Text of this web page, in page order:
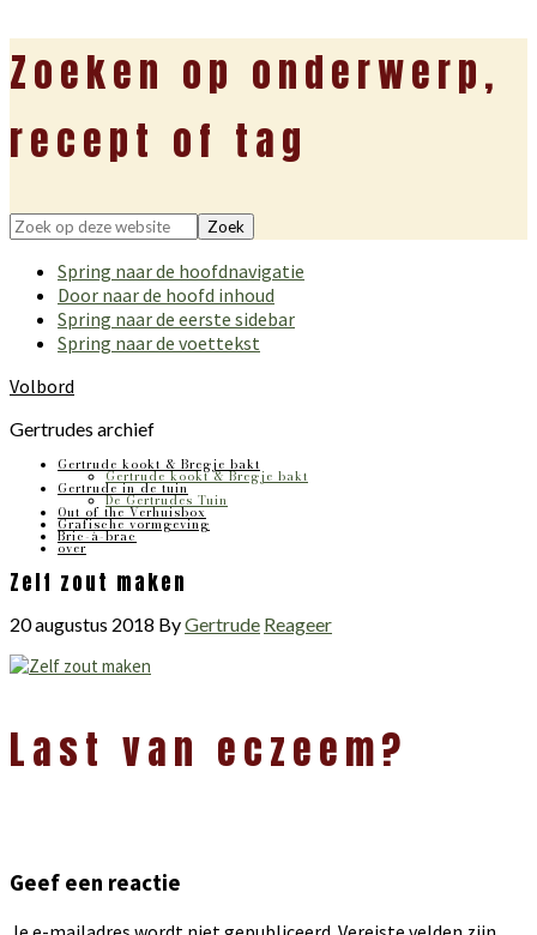
Zoeken op onderwerp,
recept of tag
Zoek
deze
website
Spring naar de hoofdnavigatie
Door naar de hoofd inhoud
Spring naar de eerste sidebar
Spring naar de voettekst
Volbord
Gertrudes archief
Gertrude kookt & Bregje bakt
Gertrude kookt & Bregje bakt
Gertrude in de tuin
De Gertrudes Tuin
Out of the Verhuisbox
Grafische vormgeving
Bric-à-brac
over
Zelf zout maken
20 augustus 2018 ByGertrude Reageer
Interacties
Last van eczeem?
Geef een reactie